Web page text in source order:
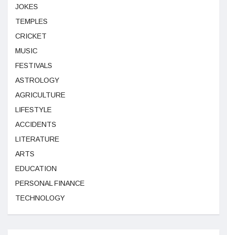
JOKES
TEMPLES
CRICKET
MUSIC
FESTIVALS
ASTROLOGY
AGRICULTURE
LIFESTYLE
ACCIDENTS
LITERATURE
ARTS
EDUCATION
PERSONAL FINANCE
TECHNOLOGY